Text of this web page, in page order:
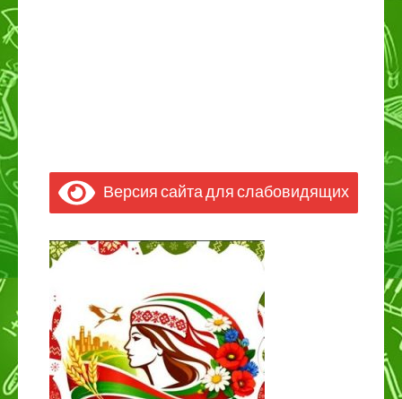
Версия сайта для слабовидящих